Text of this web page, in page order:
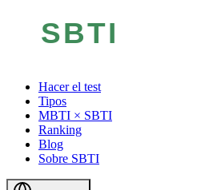
Hacer el test
Tipos
MBTI × SBTI
Ranking
Blog
Sobre SBTI